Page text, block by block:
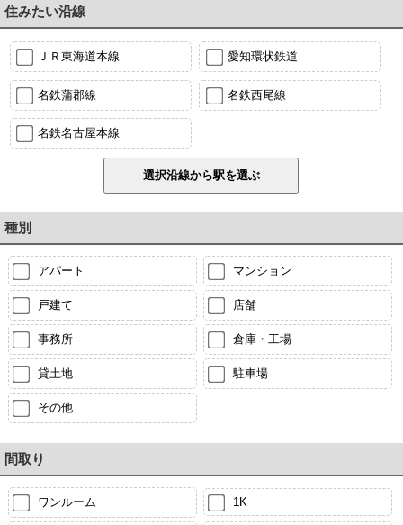
住みたい沿線
ＪＲ東海道本線 愛知環状鉄道
名鉄蒲郡線 名鉄西尾線
名鉄名古屋本線
種別
アパート マンション
戸建て 店舗
事務所 倉庫・工場
貸土地 駐車場
その他
間取り
ワンルーム 1K